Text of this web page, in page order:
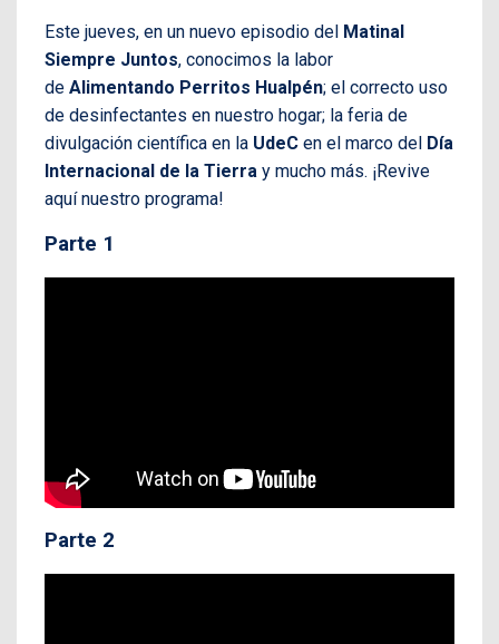
Este jueves, en un nuevo episodio del Matinal
Siempre Juntos, conocimos la labor
de Alimentando Perritos Hualpén; el correcto uso
de desinfectantes en nuestro hogar; la feria de
divulgación científica en la UdeC en el marco del Día
Internacional de la Tierra y mucho más. ¡Revive
aquí nuestro programa!
Parte 1
Parte 2